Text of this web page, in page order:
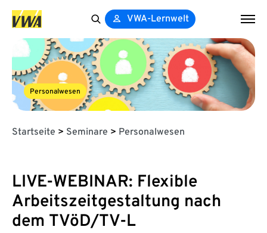
for:
VWA-Lernwelt
Personalwesen
Startseite > Seminare > Personalwesen
LIVE-WEBINAR: Flexible
Arbeitszeitgestaltung nach
dem TVöD/TV-L